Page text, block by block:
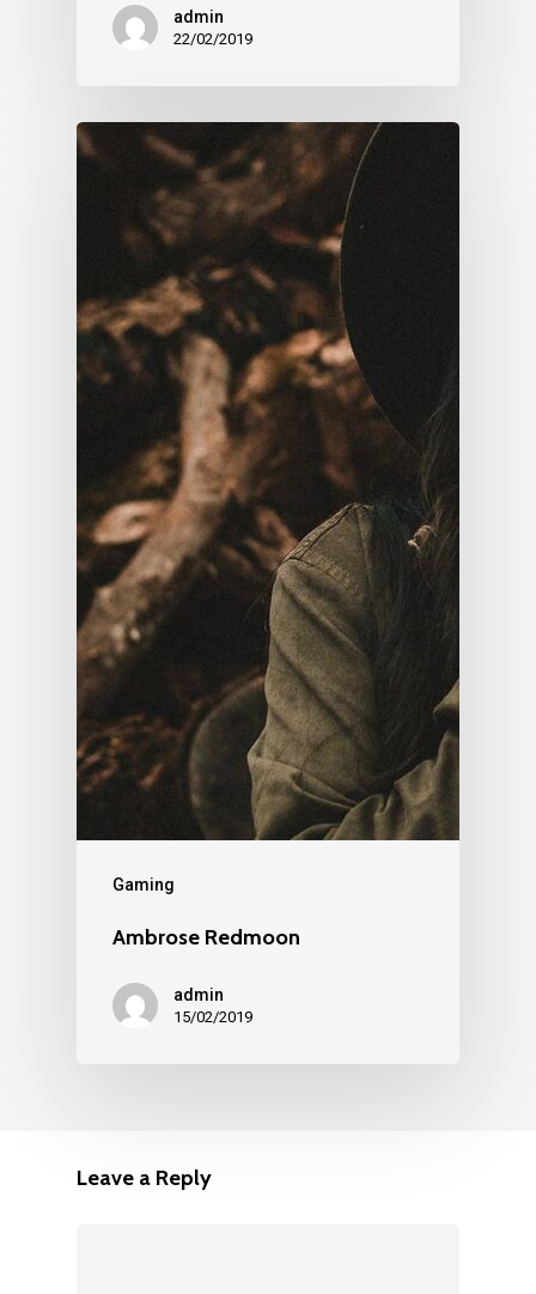
admin
22/02/2019
Gaming
Ambrose Redmoon
admin
15/02/2019
Leave a Reply